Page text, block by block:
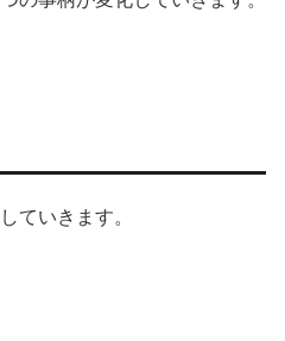
ていきます。